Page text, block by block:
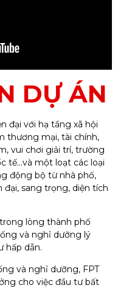
DỰ ÁN
đại với hạ tầng xã hội
thương mại, tài chính,
vui chơi giải trí, trường
tế…và một loạt các loại
động bộ từ nhà phố,
đại, sang trọng, diện tích
lòng thành phố
và nghỉ dưỡng lý
hấp dẫn.
và nghỉ dưỡng, FPT
cho việc đầu tư bất